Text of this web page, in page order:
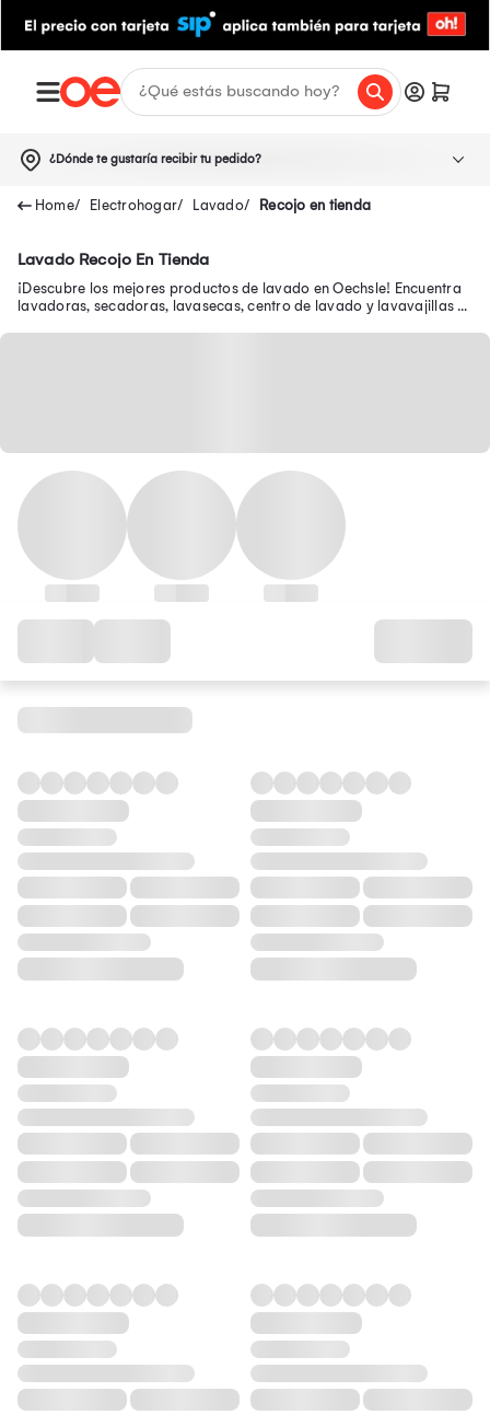
¿Dónde te gustaría recibir tu pedido?
Electrohogar Lavado Recojo en tienda
Lavado Recojo En Tienda
¡Descubre los mejores productos de lavado en Oechsle! Encuentra
lavadoras, secadoras, lavasecas, centro de lavado y lavavajillas a